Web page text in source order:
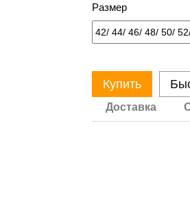
Размер
Купить
Доставка